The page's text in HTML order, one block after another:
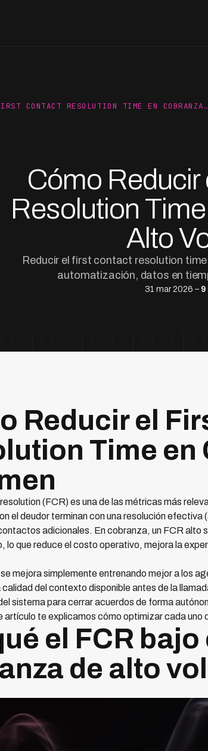
CONTACT RESOLUTION TIME EN COBRANZA…
Cómo Reducir
Resolution
Alto
Reducir el first contact resolution time
automatización, datos en
31 mar 2026 – 9
Reducir el
Time en
(FCR) es una de las métricas más
el deudor terminan con una resolución
adicionales. En cobranza, un FCR alto
lo que reduce el costo operativo, mejora la
mejora simplemente entrenando mejor a los
del contexto disponible antes de la
sistema para cerrar acuerdos de forma
artículo te explicamos cómo optimizar cada uno
el FCR
de alto